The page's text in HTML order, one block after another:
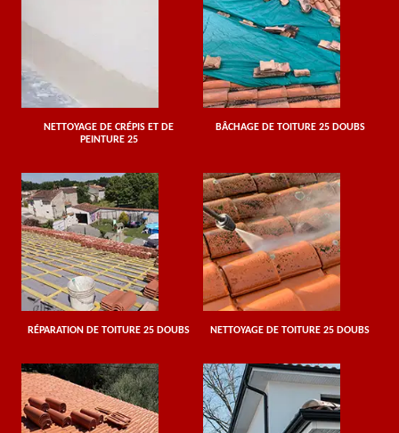
NETTOYAGE DE CRÉPIS ET DE
PEINTURE 25
BÂCHAGE DE TOITURE 25 DOUBS
RÉPARATION DE TOITURE 25 DOUBS NETTOYAGE DE TOITURE 25 DOUBS